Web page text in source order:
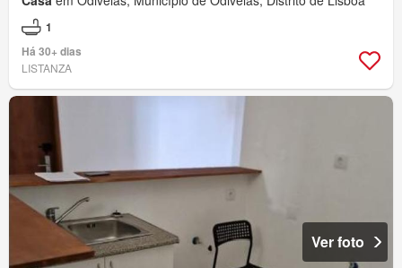
1
Há 30+ dias
LISTANZA
Ver foto